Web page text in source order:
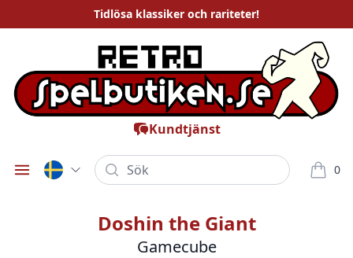
Tidlösa klassiker och rariteter!
Kundtjänst
Öppna meny
Sök 0
varor i
Doshin the Giant
Gamecube